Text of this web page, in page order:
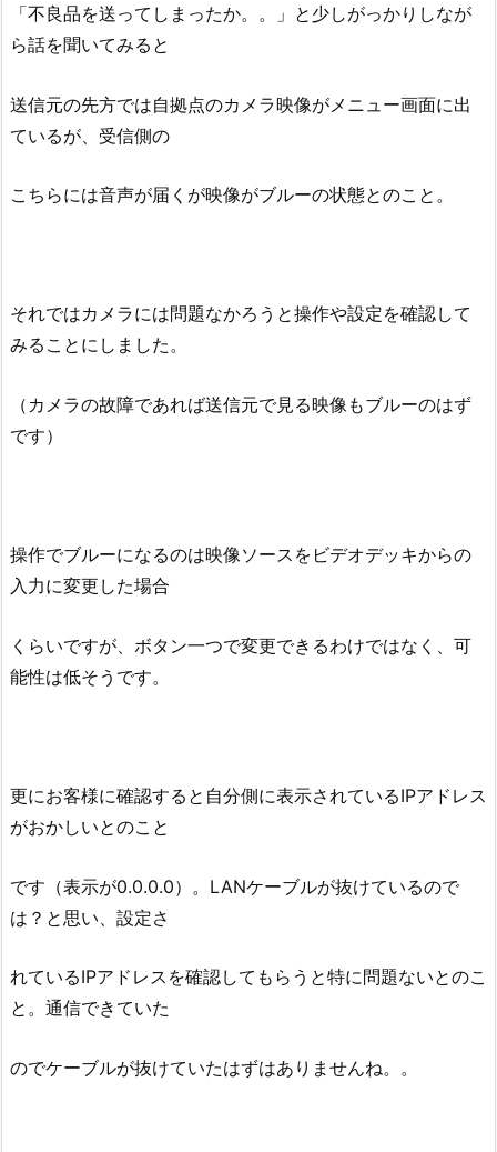
「不良品を送ってしまったか。。」と少しがっかりしなが
ら話を聞いてみると
送信元の先方では自拠点のカメラ映像がメニュー画面に出
ているが、受信側の
こちらには音声が届くが映像がブルーの状態とのこと。
それではカメラには問題なかろうと操作や設定を確認して
みることにしました。
（カメラの故障であれば送信元で見る映像もブルーのはず
です）
操作でブルーになるのは映像ソースをビデオデッキからの
入力に変更した場合
くらいですが、ボタン一つで変更できるわけではなく、可
能性は低そうです。
更にお客様に確認すると自分側に表示されているIPアドレス
がおかしいとのこと
です（表示が0.0.0.0）。LANケーブルが抜けているので
は？と思い、設定さ
れているIPアドレスを確認してもらうと特に問題ないとのこ
と。通信できていた
のでケーブルが抜けていたはずはありませんね。。